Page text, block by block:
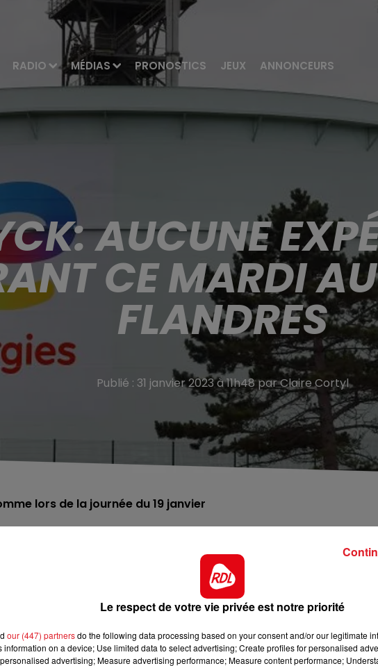
RADIO MÉDIAS PRONOSTICS JEUX ANNONCEURS
12h00 - 13h00
AUCUNE
CE MARDI
FLANDRES
Publié : 31 janvier 2023 à 11h48 par Claire Cortyl
lors de la journée du 19 janvier
est forte, ce mardi dans les raffineries. Plus aucun carburant ne
mardi, que ce soit par camions ou pipeline. Les salariés sont en
h, les représentants du syndicat FO ont prévu de se positionner en
des décisions prises par l’intersyndicale au niveau national,
Le respect de votre vie privée est notre priorité
our (447) partnersdo the following data processing based on your consent and/or our legitimate
information on a device; Use limited data to select advertising; Create profiles for personalised
advertising; Measure advertising performance; Measure content performance;